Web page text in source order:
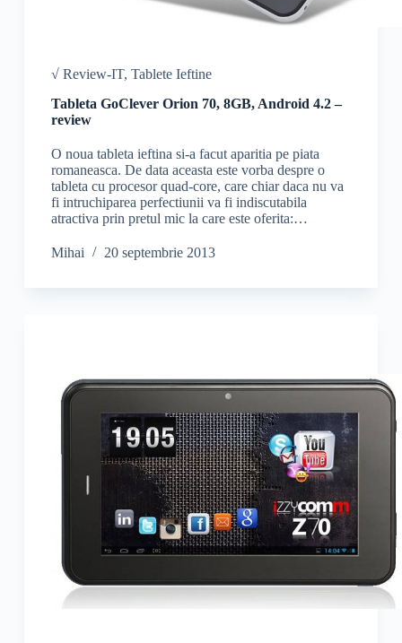
√ Review-IT, Tablete Ieftine
Tableta GoClever Orion 70, 8GB, Android 4.2 –
review
O noua tableta ieftina si-a facut aparitia pe piata
romaneasca. De data aceasta este vorba despre o
tableta cu procesor quad-core, care chiar daca nu va
fi intruchiparea perfectiunii va fi indiscutabila
atractiva prin pretul mic la care este oferita:…
Mihai 20 septembrie 2013